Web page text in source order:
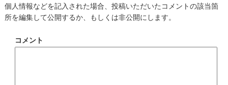
個人情報などを記入された場合、投稿いただいたコメントの該当箇
所を編集して公開するか、もしくは非公開にします。
コメント